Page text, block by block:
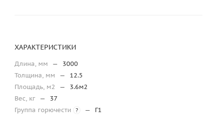
ХАРАКТЕРИСТИКИ
Длина, мм —
3000
Толщина, мм
—
12.5
Площадь, м2
—
3.6м2
Вес, кг —
37
Группа горючести
? —
Г1